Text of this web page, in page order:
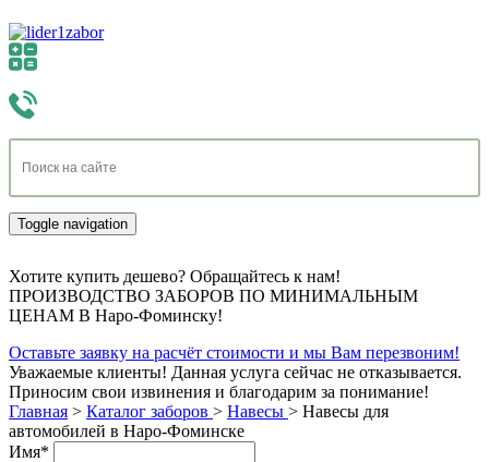
Toggle navigation
Хотите купить дешево? Обращайтесь к нам!
ПРОИЗВОДСТВО ЗАБОРОВ ПО МИНИМАЛЬНЫМ
ЦЕНАМ В Наро-Фоминску!
Оставьте заявку на расчёт стоимости и мы Вам перезвоним!
Уважаемые клиенты! Данная услуга сейчас не отказывается.
Приносим свои извинения и благодарим за понимание!
Главная > Каталог заборов > Навесы > Навесы для
автомобилей в Наро-Фоминске
Имя*